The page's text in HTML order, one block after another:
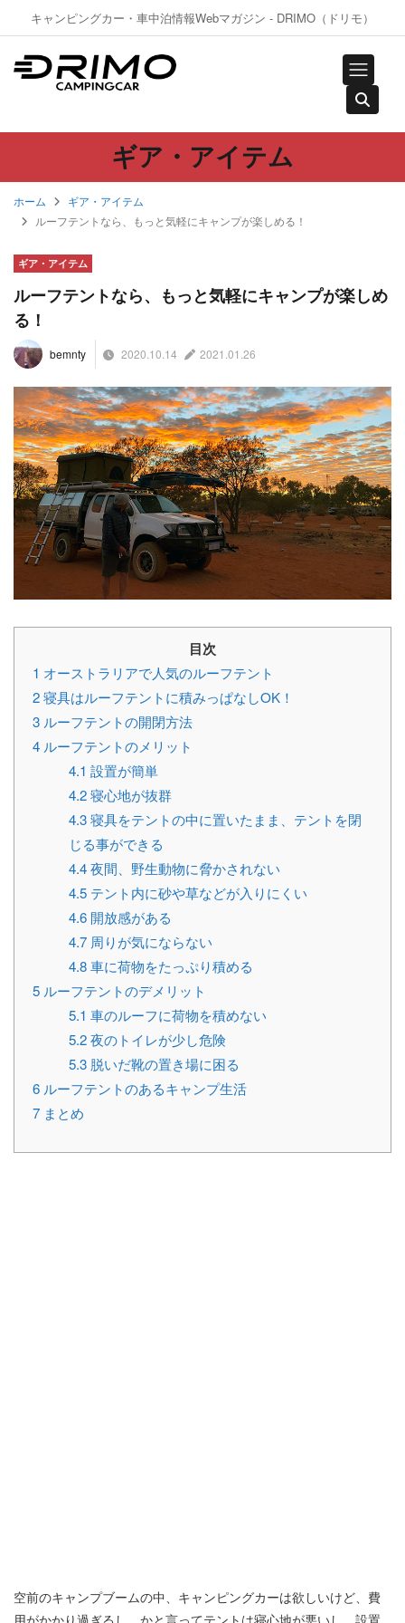
キャンピングカー・車中泊情報Webマガジン - DRIMO（ドリモ）
ギア・アイテム
ホーム
ギア・アイテム
ルーフテントなら、もっと気軽にキャンプが楽しめる！
ギア・アイテム
ルーフテントなら、もっと気軽にキャンプが楽しめ
る！
bemnty 2020.10.14 2021.01.26
目次
1 オーストラリアで人気のルーフテント
2寝具はルーフテントに積みっぱなしOK！
3 ルーフテントの開閉方法
4 ルーフテントのメリット
4.1 設置が簡単
4.2寝心地が抜群
4.3寝具をテントの中に置いたまま、テントを閉
じる事ができる
4.4夜間、野生動物に脅かされない
4.5 テント内に砂や草などが入りにくい
4.6 開放感がある
4.7 周りが気にならない
4.8車に荷物をたっぷり積める
5 ルーフテントのデメリット
5.1 車のルーフに荷物を積めない
5.2夜のトイレが少し危険
5.3 脱いだ靴の置き場に困る
6 ルーフテントのあるキャンプ生活
7 まとめ
空前のキャンプブームの中、キャンピングカーは欲しいけど、費